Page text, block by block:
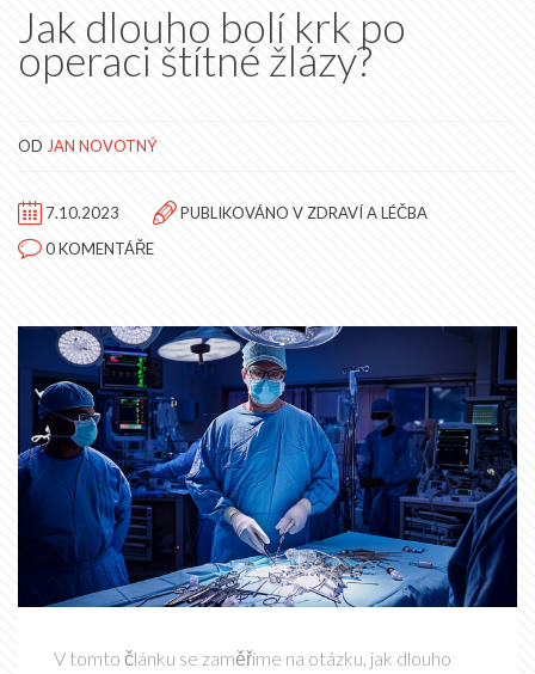
Jak dlouho bolí krk po
operaci štítné žlázy?
OD JAN NOVOTNÝ
7.10.2023 PUBLIKOVÁNO V ZDRAVÍ A LÉČBA
0 KOMENTÁŘE
V tomto článku se zaměříme na otázku, jak dlouho